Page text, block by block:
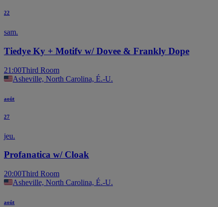
22
sam.
Tiedye Ky + Motifv w/ Dovee & Frankly Dope
21:00Third Room
Asheville, North Carolina, É.-U.
août
27
jeu.
Profanatica w/ Cloak
20:00Third Room
Asheville, North Carolina, É.-U.
août